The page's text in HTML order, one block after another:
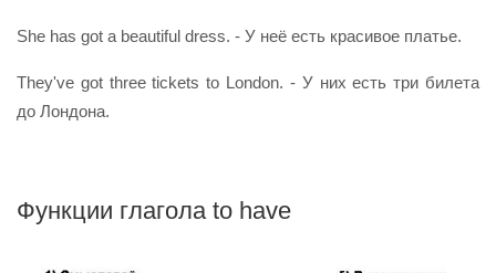
She has got a beautiful dress. - У неё есть красивое платье.
They've got three tickets to London. - У них есть три билета
до Лондона.
Функции глагола to have